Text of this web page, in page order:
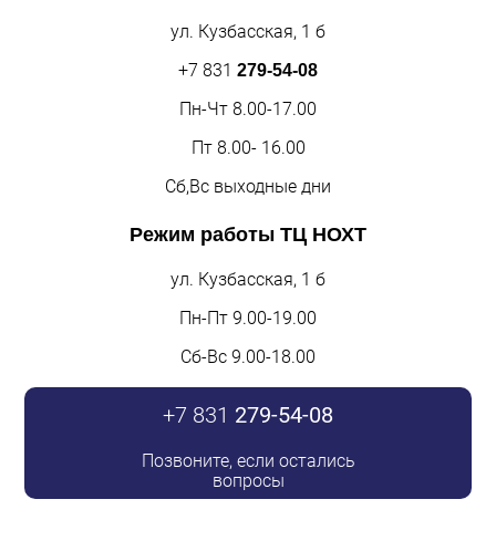
ул. Кузбасская, 1 б
+7 831 279-54-08
Пн-Чт 8.00-17.00
Пт 8.00- 16.00
Сб,Вс выходные дни
Режим работы ТЦ НОХТ
ул. Кузбасская, 1 б
Пн-Пт 9.00-19.00
Сб-Вс 9.00-18.00
+7 831 279-54-08
Позвоните, если остались
вопросы